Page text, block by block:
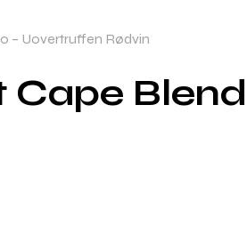
– Uovertruffen Rødvin
Cape